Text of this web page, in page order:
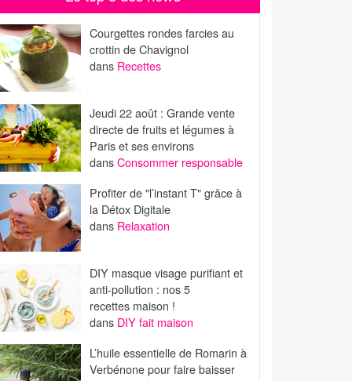
Courgettes rondes farcies au
crottin de Chavignol
dans Recettes
Jeudi 22 août : Grande vente
directe de fruits et légumes à
Paris et ses environs
dansConsommer responsable
Profiter de "l’instant T" grâce à
la Détox Digitale
dans Relaxation
DIY masque visage purifiant et
anti-pollution : nos 5
recettes maison !
dans DIY fait maison
L’huile essentielle de Romarin à
Verbénone pour faire baisser